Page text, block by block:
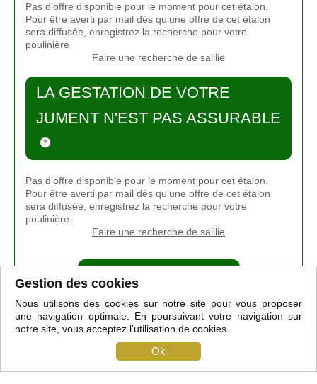
Pas d’offre disponible pour le moment pour cet étalon.
Pour être averti par mail dès qu’une offre de cet étalon
sera diffusée, enregistrez la recherche pour votre
poulinière
Faire une recherche de saillie
LA GESTATION DE VOTRE
JUMENT N'EST PAS ASSURABLE
Pas d’offre disponible pour le moment pour cet étalon.
Pour être averti par mail dès qu’une offre de cet étalon
sera diffusée, enregistrez la recherche pour votre
poulinière.
Faire une recherche de saillie
Mettre une saillie en vente
Qu'est-ce que le club
Gestion des cookies
Nous utilisons des cookies sur notre site pour vous proposer
une navigation optimale. En poursuivant votre navigation sur
notre site, vous acceptez l'utilisation de cookies.
Ok